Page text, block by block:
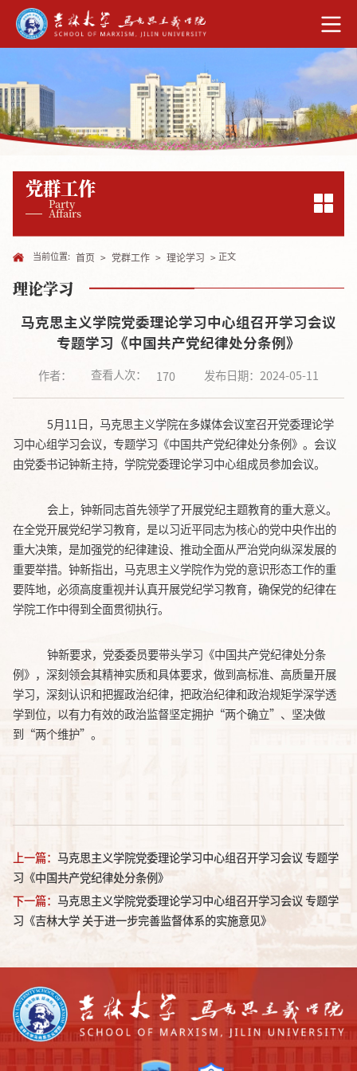
党群工作
Party
Affairs
当前位置: 首页 > 党群工作 > 理论学习 > 正文
理论学习
马克思主义学院党委理论学习中心组召开学习会议
专题学习《中国共产党纪律处分条例》
作者： 查看人次： 170 发布日期：2024-05-11
5月11日，马克思主义学院在多媒体会议室召开党委理论学
习中心组学习会议， 专题学习《中国共产党纪律处分条例》 。 会议
由党委书记钟新主持， 学院党委理论学习中心组成员参加会议。
会上，钟新同志首先领学了开展党纪主题教育的重大意义。
在全党开展党纪学习教育，是以习近平同志为核心的党中央作出的
重大决策，是加强党的纪律建设、推动全面从严治党向纵深发展的
重要举措。钟新指出，马克思主义学院作为党的意识形态工作的重
要阵地，必须高度重视并认真开展党纪学习教育，确保党的纪律在
学院工作中得到全面贯彻执行。
钟新要求，党委委员要带头学习《中国共产党纪律处分条
例》，深刻领会其精神实质和具体要求，做到高标准、高质量开展
学习，深刻认识和把握政治纪律，把政治纪律和政治规矩学深学透
学到位，以有力有效的政治监督坚定拥护 “两个确立”、坚决做
到“两个维护”。
上一篇： 马克思主义学院党委理论学习中心组召开学习会议 专题学
习《中国共产党纪律处分条例》
下一篇： 马克思主义学院党委理论学习中心组召开学习会议 专题学
习《吉林大学 关于进一步完善监督体系的实施意见》